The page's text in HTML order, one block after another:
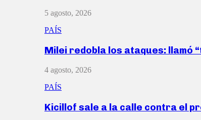
5 agosto, 2026
PAÍS
Milei redobla los ataques:
4 agosto, 2026
PAÍS
Kicillof sale a la calle contra el